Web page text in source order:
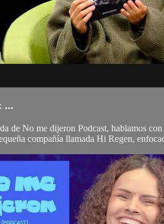
...
de No me dijeron Podcast, hablamos
compañía llamada Hi Regen,